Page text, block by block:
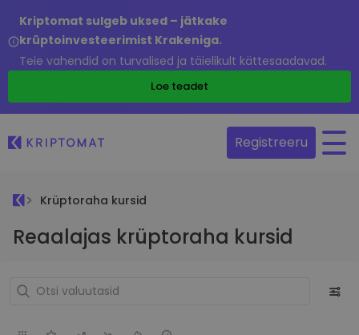
Kriptomat sulgeb uksed – jätkake
krüptoinvesteerimist Krakeniga.
Teie vahendid on turvalised ja täielikult kättesaadavad.
Loe teadet
Registreeru
Krüptoraha kursid
Reaalajas krüptoraha kursid